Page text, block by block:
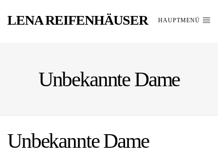
LENA REIFENHÄUSER HAUPTMENÜ
Unbekannte Dame
Unbekannte Dame